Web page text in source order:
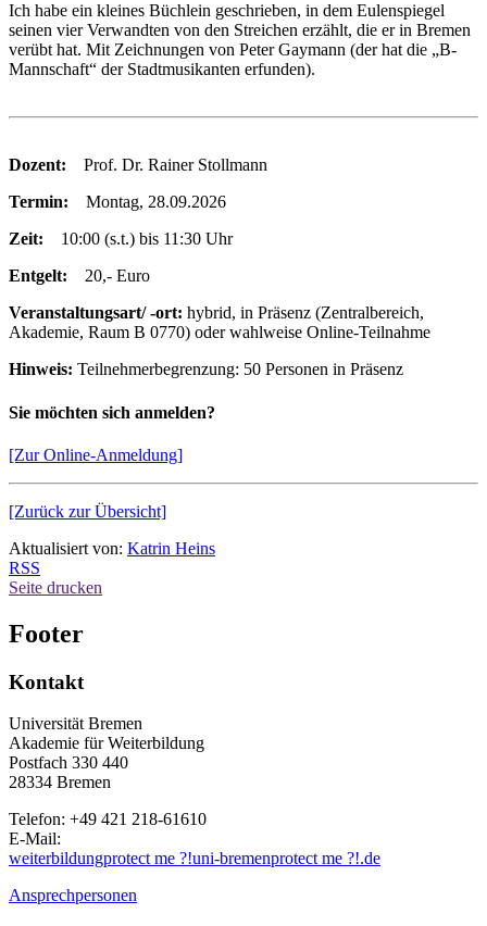
Ich habe ein kleines Büchlein geschrieben, in dem Eulenspiegel
seinen vier Verwandten von den Streichen erzählt, die er in Bremen
verübt hat. Mit Zeichnungen von Peter Gaymann (der hat die „B-
Mannschaft“ der Stadtmusikanten erfunden).
Dozent:
Prof. Dr. Rainer Stollmann
Termin: Montag, 28.09.2026
Zeit:
10:00 (s.t.) bis 11:30 Uhr
Entgelt:
20,- Euro
Veranstaltungsart/ -ort: hybrid, in Präsenz (Zentralbereich,
Akademie, Raum B 0770) oder wahlweise Online-Teilnahme
Hinweis: Teilnehmerbegrenzung: 50 Personen in Präsenz
Sie möchten sich anmelden?
[Zur Online-Anmeldung]
[Zurück zur Übersicht]
Aktualisiert von: Katrin Heins
RSS
Seite drucken
Footer
Kontakt
Universität Bremen
Akademie für Weiterbildung
Postfach 330 440
28334 Bremen
Telefon: +49 421 218-61610
E-Mail:
weiterbildungprotect me ?!uni-bremenprotect me ?!.de
Ansprechpersonen